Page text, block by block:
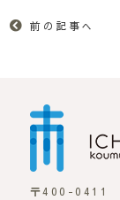
前の記事へ
〒400-0411